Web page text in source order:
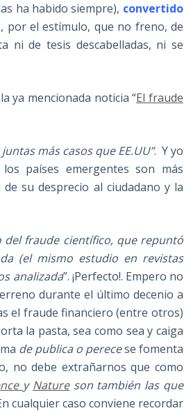
ha habido siempre), convertido
, por el estímulo, que no freno, de
ni de tesis descabelladas, ni se
ya mencionada noticia “El fraude
más casos que EE.UU”. Y yo
países emergentes son más
su desprecio al ciudadano y la
fraude científico, que repuntó
(el mismo estudio en revistas
analizada”. ¡Perfecto!. Empero no
durante el último decenio a
el fraude financiero (entre otros)
la pasta, sea como sea y caiga
de publica o perecese fomenta
no debe extrañarnos que como
y Natureson también las que
cualquier caso conviene recordar